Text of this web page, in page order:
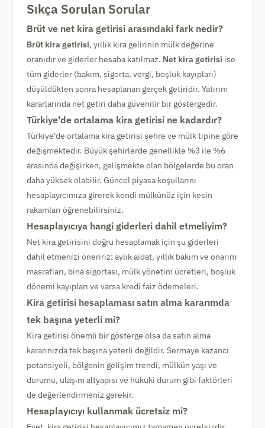
Sıkça Sorulan Sorular
Brüt ve net kira getirisi arasındaki fark nedir?
Brüt kira getirisi, yıllık kira gelirinin mülk değerine
oranıdır ve giderler hesaba katılmaz. Net kira getirisi ise
tüm giderler (bakım, sigorta, vergi, boşluk kayıpları)
düşüldükten sonra hesaplanan gerçek getiridir. Yatırım
kararlarında net getiri daha güvenilir bir göstergedir.
Türkiye'de ortalama kira getirisi ne kadardır?
Türkiye'de ortalama kira getirisi şehre ve mülk tipine göre
değişmektedir. Büyük şehirlerde genellikle %3 ile %6
arasında değişirken, gelişmekte olan bölgelerde bu oran
daha yüksek olabilir. Güncel piyasa koşullarını
hesaplayıcımıza girerek kendi mülkünüz için kesin
rakamları öğrenebilirsiniz.
Hesaplayıcıya hangi giderleri dahil etmeliyim?
Net kira getirisini doğru hesaplamak için şu giderleri
dahil etmenizi öneririz: aylık aidat, yıllık bakım ve onarım
masrafları, bina sigortası, mülk yönetim ücretleri, boşluk
dönemi kayıpları ve varsa kredi faiz ödemeleri.
Kira getirisi hesaplaması satın alma kararımda
tek başına yeterli mi?
Kira getirisi önemli bir gösterge olsa da satın alma
kararınızda tek başına yeterli değildir. Sermaye kazancı
potansiyeli, bölgenin gelişim trendi, mülkün yaşı ve
durumu, ulaşım altyapısı ve hukuki durum gibi faktörleri
de değerlendirmeniz gerekir.
Hesaplayıcıyı kullanmak ücretsiz mi?